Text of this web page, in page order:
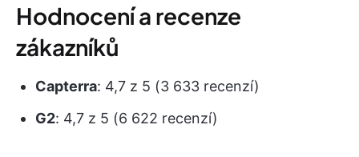
Hodnocení a recenze
zákazníků
Capterra: 4,7 z 5 (3 633 recenzí)
G2: 4,7 z 5 (6 622 recenzí)